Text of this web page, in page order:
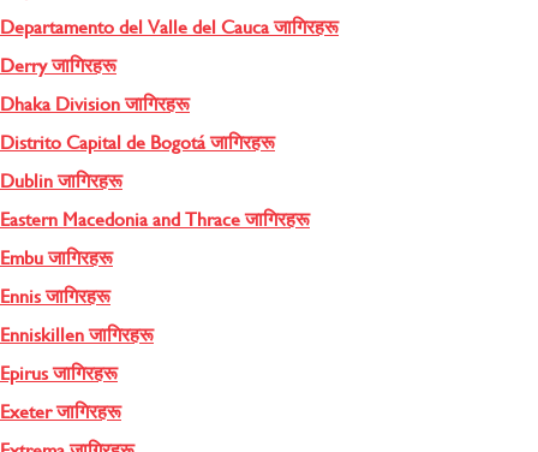
Departamento del Valle del Cauca जागिरहरू
Derry जागिरहरू
Dhaka Division जागिरहरू
Distrito Capital de Bogotá जागिरहरू
Dublin जागिरहरू
Eastern Macedonia and Thrace जागिरहरू
Embu जागिरहरू
Ennis जागिरहरू
Enniskillen जागिरहरू
Epirus जागिरहरू
Exeter जागिरहरू